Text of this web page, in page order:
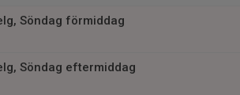
Söndag förmiddag
Söndag eftermiddag